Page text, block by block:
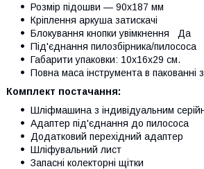
Розмір підошви — 90х187 мм
Кріплення аркуша затискачі
Блокування кнопки увімкнення Да
Під'єднання пилозбірника/
Габарити упаковки: 10х16х29 см.
Повна маса інструмента в пакованні
Комплект постачання:
Шліфмашина з індивідуальним
Адаптер під'єднання до пилососа
Додатковий перехідний адаптер
Шліфувальний лист
Запасні колекторні щітки